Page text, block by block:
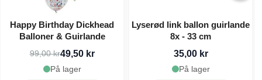
Happy Birthday Dickhead
Balloner & Guirlande
99,00 kr49,50 kr
På lager
Lyserød link ballon guirlande
8x - 33 cm
35,00 kr
På lager